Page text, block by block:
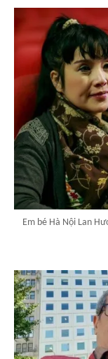
Em bé Hà Nội Lan